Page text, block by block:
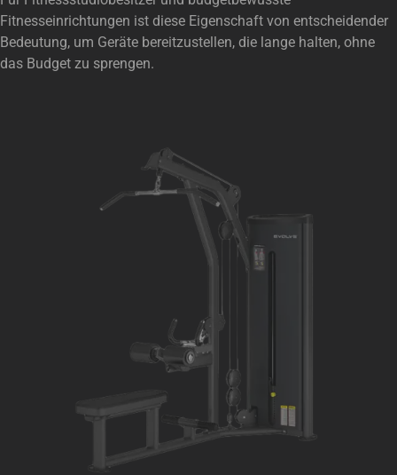
Fitnesseinrichtungen ist diese Eigenschaft von entscheidender
Bedeutung, um Geräte bereitzustellen, die lange halten, ohne
das Budget zu sprengen.